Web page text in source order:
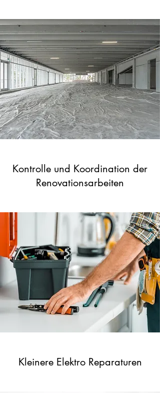
Kontrolle und Koordination der
Renovationsarbeiten
Kleinere Elektro Reparaturen